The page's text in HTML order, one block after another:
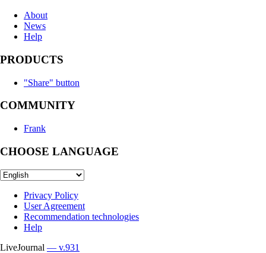
About
News
Help
PRODUCTS
"Share" button
COMMUNITY
Frank
CHOOSE LANGUAGE
Privacy Policy
User Agreement
Recommendation technologies
Help
LiveJournal — v.931